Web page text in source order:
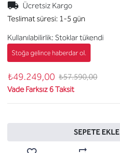
Ücretsiz Kargo
Teslimat süresi: 1-5 gün
Kullanılabilirlik: Stoklar tükendi
₺49.249,00 ₺57.590,00
Vade Farksız 6 Taksit
SEPETE EKLE